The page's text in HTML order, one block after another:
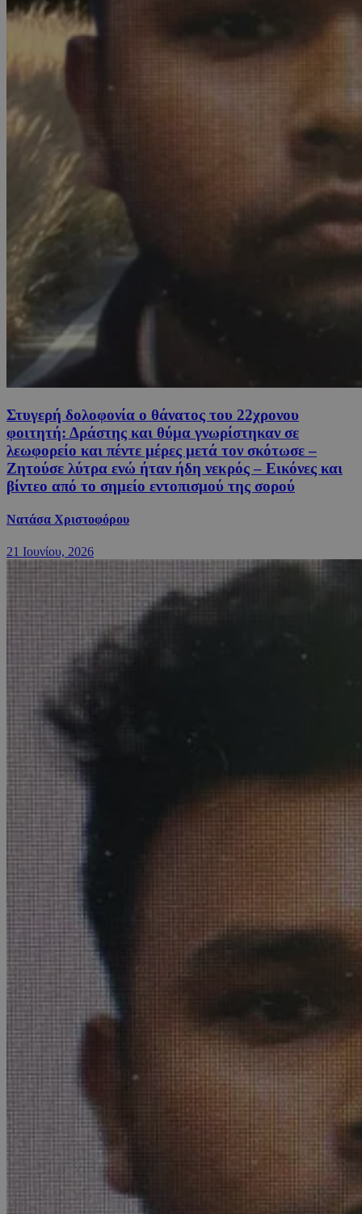
Στυγερή δολοφονία ο θάνατος του 22χρονου
φοιτητή: Δράστης και θύμα γνωρίστηκαν σε
λεωφορείο και πέντε μέρες μετά τον σκότωσε –
Ζητούσε λύτρα ενώ ήταν ήδη νεκρός – Εικόνες και
βίντεο από το σημείο εντοπισμού της σορού
Νατάσα Χριστοφόρου
21 Ιουνίου, 2026